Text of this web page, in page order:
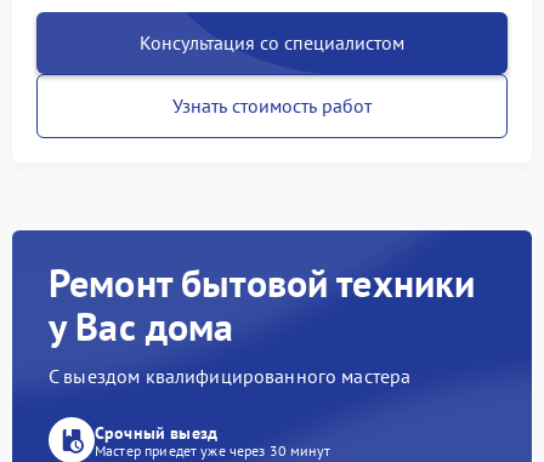
Консультация со специалистом
Узнать стоимость работ
Ремонт бытовой техники
у Вас дома
С выездом квалифицированного мастера
Срочный выезд
Мастер приедет уже через 30 минут